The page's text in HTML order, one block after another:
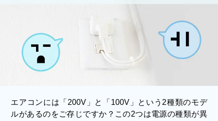
エアコンには「200V」と「100V」という2種類のモデ
ルがあるのをご存じですか？この2つは電源の種類が異